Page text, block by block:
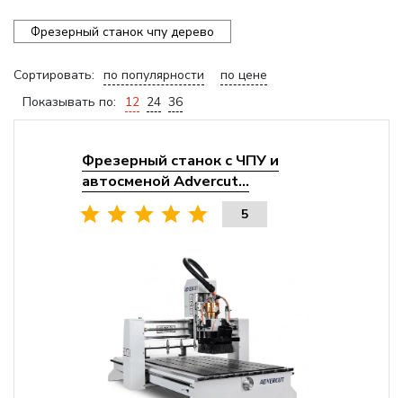
Фрезерный станок чпу дерево
Сортировать: по популярности
по цене
Показывать по:
12 24 36
Фрезерный станок с ЧПУ и
автосменой Advercut...
5